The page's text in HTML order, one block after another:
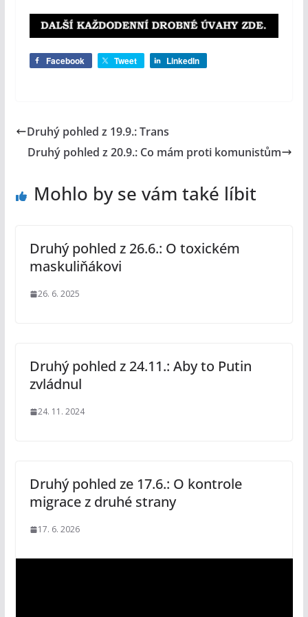
Facebook Tweet LinkedIn
Druhý pohled z 19.9.: Trans
Druhý pohled z 20.9.: Co mám proti komunistům
Mohlo by se vám také líbit
Druhý pohled z 26.6.: O toxickém
maskuliňákovi
26. 6. 2025
Druhý pohled z 24.11.: Aby to Putin
zvládnul
24. 11. 2024
Druhý pohled ze 17.6.: O kontrole
migrace z druhé strany
17. 6. 2026